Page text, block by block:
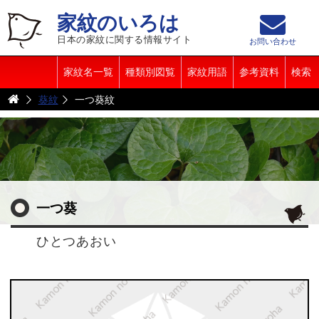
家紋のいろは
日本の家紋に関する情報サイト
家紋名一覧 種類別図覧 家紋用語 参考資料 検索
お問い合わせ
葵紋 一つ葵紋
一つ葵
ひとつあおい